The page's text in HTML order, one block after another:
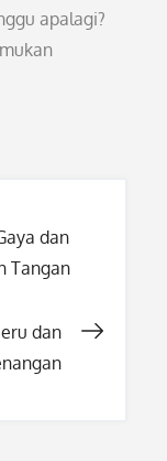
apalagi?
dan
Tangan
dan